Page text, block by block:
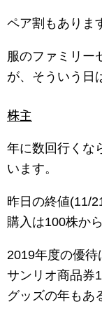
ペア割もありま
服のファミリー
が、そういう日
株主
年に数回行くな
います。
昨日の終値(11/
購入は100株か
2019年度の優待
サンリオ商品券
グッズの年もあ